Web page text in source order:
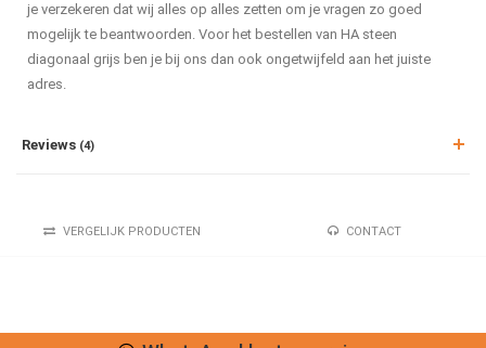
je verzekeren dat wij alles op alles zetten om je vragen zo goed
mogelijk te beantwoorden. Voor het bestellen van HA steen
diagonaal grijs ben je bij ons dan ook ongetwijfeld aan het juiste
adres.
Reviews (4)
VERGELIJK PRODUCTEN CONTACT